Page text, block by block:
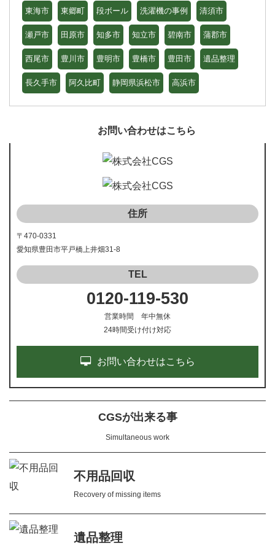
東海市 東郷町 段ボール 洗濯機の事例 清須市
瀬戸市 田原市 知多市 知立市 碧南市 蒲郡市
西尾市 豊川市 豊明市 豊橋市 豊田市 遺品整理
長久手市 阿久比町 静岡県浜松市 高浜市
お問い合わせはこちら
住所
〒470-0331
愛知県豊田市平戸橋上井畑31-8
TEL
0120-119-530
営業時間 年中無休
24時間受け付け対応
お問い合わせはこちら
CGSが出来る事
Simultaneous work
不用品回収
Recovery of missing items
遺品整理